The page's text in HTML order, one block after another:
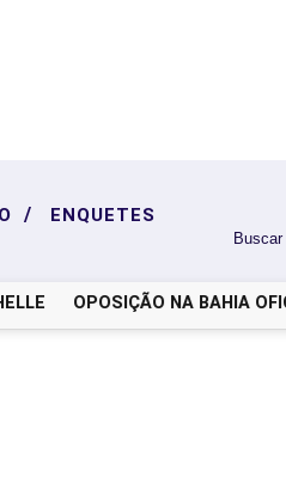
/ ENQUETES
OPOSIÇÃO NA BAHIA